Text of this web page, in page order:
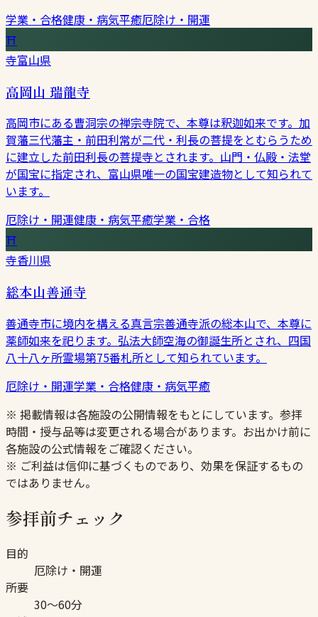
学業・合格健康・病気平癒厄除け・開運
⛩
寺富山県
高岡山 瑞龍寺
高岡市にある曹洞宗の禅宗寺院で、本尊は釈迦如来です。加
賀藩三代藩主・前田利常が二代・利長の菩提をとむらうため
に建立した前田利長の菩提寺とされます。山門・仏殿・法堂
が国宝に指定され、富山県唯一の国宝建造物として知られて
います。
厄除け・開運健康・病気平癒学業・合格
⛩
寺香川県
総本山善通寺
善通寺市に境内を構える真言宗善通寺派の総本山で、本尊に
薬師如来を祀ります。弘法大師空海の御誕生所とされ、四国
八十八ヶ所霊場第75番札所として知られています。
厄除け・開運学業・合格健康・病気平癒
※ 掲載情報は各施設の公開情報をもとにしています。参拝
時間・授与品等は変更される場合があります。お出かけ前に
各施設の公式情報をご確認ください。
※ ご利益は信仰に基づくものであり、効果を保証するもの
ではありません。
参拝前チェック
目的
厄除け・開運
所要
30〜60分